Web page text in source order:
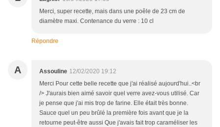
Merci, super recette, mais dans une poêle de 23 cm de
diamètre maxi. Contenance du verre : 10 cl
Répondre
A Assouline 12/02/2020 19:12
Merci Pour cette belle recette que j'ai réalisé aujourd'hui..<br
/> J'aurais bien aimé savoir quel verre avez-vous utilisé. Car
je pense que j'ai mis trop de farine. Elle était très bonne.
Sauce quel un peu brûlé la première fois avant que je la
retourne peut-être aussi Que j'avais fait trop caraméliser les